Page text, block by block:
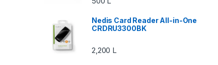
Nedis Card Reader All-in-One
CRDRU3300BK
2,200 L